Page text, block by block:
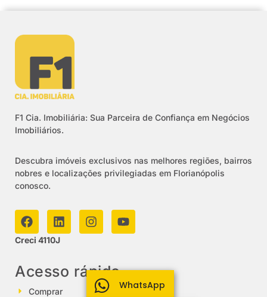
F1 Cia. Imobiliária: Sua Parceira de Confiança em Negócios
Imobiliários.
Descubra imóveis exclusivos nas melhores regiões, bairros
nobres e localizações privilegiadas em Florianópolis
conosco.
Creci 4110J
Acesso rápido
Comprar
WhatsApp